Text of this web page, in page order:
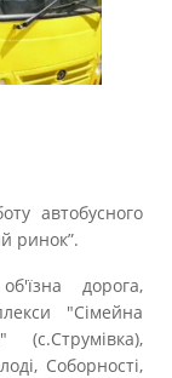
автобусного
ринок”.
дорога,
"Сімейна
Соборності,